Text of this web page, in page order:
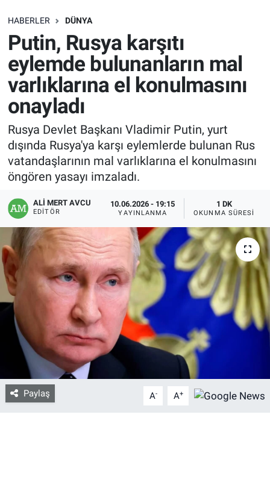
HABERLER DÜNYA
Putin, Rusya karşıtı
eylemde bulunanların mal
varlıklarına el konulmasını
onayladı
Rusya Devlet Başkanı Vladimir Putin, yurt
dışında Rusya'ya karşı eylemlerde bulunan Rus
vatandaşlarının mal varlıklarına el konulmasını
öngören yasayı imzaladı.
ALI MERT AVCU
EDITÖR
10.06.2026 - 19:15
YAYINLANMA
1 DK
OKUNMA SÜRESI
Paylaş A- A+
SAĞLIK
EKONOMİ
EĞİTİM
ÖZEL HABER
Keşfet
ASTROLOJİ
MANŞET
RESMİ İLANLAR
İLAN
Bize ulaşın
İletişim/Künye
Yaşam
Gözden Kaçmasın